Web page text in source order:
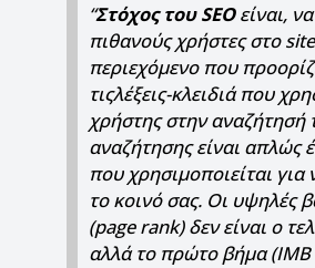
“Στόχος του SEOείναι,
πιθανούς χρήστες στο
περιεχόμενο που
τιςλέξεις-κλειδιά που
χρήστης στην
αναζήτησης είναι απλώς
που χρησιμοποιείται για
το κοινό σας. Οι υψηλές
(page rank) δεν είναι ο
αλλά το πρώτο βήμα (IMB